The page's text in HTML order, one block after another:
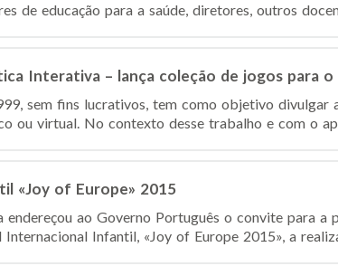
de educação para a saúde, diretores, outros
Interativa – lança coleção de jogos para o
sem fins lucrativos, tem como objetivo divulgar
ou virtual. No contexto desse trabalho e com o
«Joy of Europe» 2015
endereçou ao Governo Português o convite para a
Infantil, «Joy of Europe 2015», a